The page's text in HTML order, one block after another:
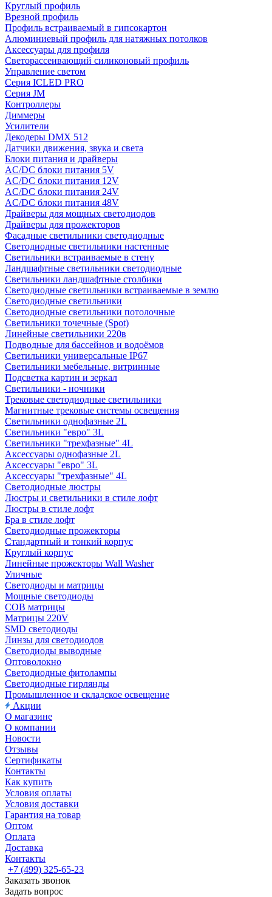
Круглый профиль
Врезной профиль
Профиль встраиваемый в гипсокартон
Алюминиевый профиль для натяжных потолков
Аксессуары для профиля
Светорассеивающий силиконовый профиль
Управление светом
Серия ICLED PRO
Серия JM
Контроллеры
Диммеры
Усилители
Декодеры DMX 512
Датчики движения, звука и света
Блоки питания и драйверы
AC/DC блоки питания 5V
AC/DC блоки питания 12V
AC/DC блоки питания 24V
AC/DC блоки питания 48V
Драйверы для мощных светодиодов
Драйверы для прожекторов
Фасадные светильники светодиодные
Светодиодные светильники настенные
Светильники встраиваемые в стену
Ландшафтные светильники светодиодные
Светильники ландшафтные столбики
Светодиодные светильники встраиваемые в землю
Светодиодные светильники
Светодиодные светильники потолочные
Светильники точечные (Spot)
Линейные светильники 220в
Подводные для бассейнов и водоёмов
Светильники универсальные IP67
Светильники мебельные, витринные
Подсветка картин и зеркал
Светильники - ночники
Трековые светодиодные светильники
Магнитные трековые системы освещения
Светильники однофазные 2L
Светильники "евро" 3L
Светильники "трехфазные" 4L
Аксессуары однофазные 2L
Аксессуары "евро" 3L
Аксессуары "трехфазные" 4L
Светодиодные люстры
Люстры и светильники в стиле лофт
Люстры в стиле лофт
Бра в стиле лофт
Светодиодные прожекторы
Стандартный и тонкий корпус
Круглый корпус
Линейные прожекторы Wall Washer
Уличные
Светодиоды и матрицы
Мощные светодиоды
COB матрицы
Матрицы 220V
SMD светодиоды
Линзы для светодиодов
Светодиоды выводные
Оптоволокно
Светодиодные фитолампы
Светодиодные гирлянды
Промышленное и складское освещение
Акции
О магазине
О компании
Новости
Отзывы
Сертификаты
Контакты
Как купить
Условия оплаты
Условия доставки
Гарантия на товар
Оптом
Оплата
Доставка
Контакты
+7 (499) 325-65-23
Заказать звонок
Задать вопрос